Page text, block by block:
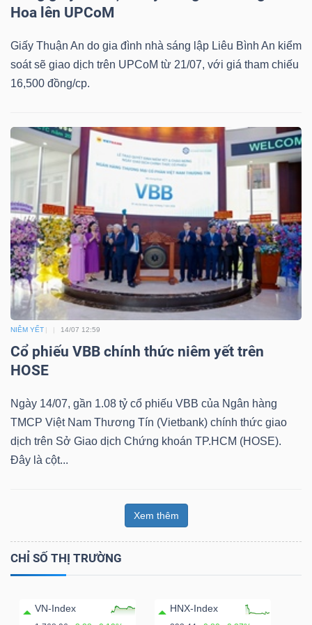
Hoa lên UPCoM
Giấy Thuận An do gia đình nhà sáng lập Liêu Bình An kiểm
soát sẽ giao dịch trên UPCoM từ 21/07, với giá tham chiếu
16,500 đồng/cp.
NIÊM YẾT 14/07 12:59
Cổ phiếu VBB chính thức niêm yết trên
HOSE
Ngày 14/07, gần 1.08 tỷ cổ phiếu VBB của Ngân hàng
TMCP Việt Nam Thương Tín (Vietbank) chính thức giao
dịch trên Sở Giao dịch Chứng khoán TP.HCM (HOSE).
Đây là cột...
Xem thêm
CHỈ SỐ THỊ TRƯỜNG
VN-Index HNX-Index
Công
tư
Truyền
thông
tài
chính
Dữ
liệu
tài
chính